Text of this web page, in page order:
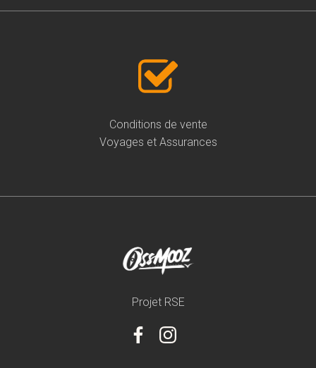
Conditions de vente
Voyages et Assurances
Projet RSE